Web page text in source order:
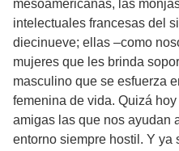
mesoamericanas, las
intelectuales francesas del
diecinueve; ellas –como
mujeres que les brinda
masculino que se esfuerza
femenina de vida. Quizá
amigas las que nos ayudan
entorno siempre hostil. Y ya